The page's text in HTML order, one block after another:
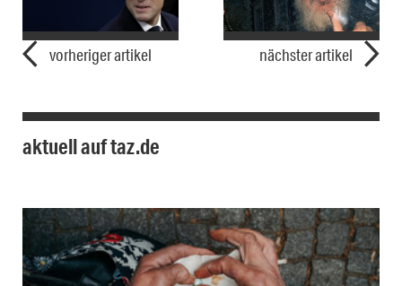
vorheriger artikel nächster artikel
aktuell auf taz.de